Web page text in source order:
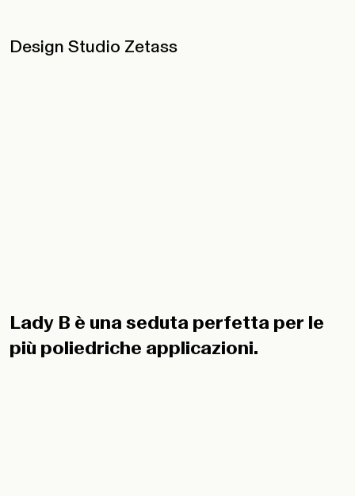
Design Studio Zetass
Lady B è una seduta perfetta per le
più poliedriche applicazioni.